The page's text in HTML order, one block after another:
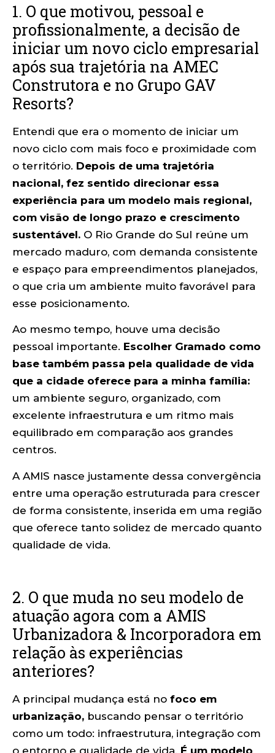
1. O que motivou, pessoal e
profissionalmente, a decisão de
iniciar um novo ciclo empresarial
após sua trajetória na AMEC
Construtora e no Grupo GAV
Resorts?
Entendi que era o momento de iniciar um
novo ciclo com mais foco e proximidade com
o território. Depois de uma trajetória
nacional, fez sentido direcionar essa
experiência para um modelo mais regional,
com visão de longo prazo e crescimento
sustentável. O Rio Grande do Sul reúne um
mercado maduro, com demanda consistente
e espaço para empreendimentos planejados,
o que cria um ambiente muito favorável para
esse posicionamento.
Ao mesmo tempo, houve uma decisão
pessoal importante. Escolher Gramado como
base também passa pela qualidade de vida
que a cidade oferece para a minha família:
um ambiente seguro, organizado, com
excelente infraestrutura e um ritmo mais
equilibrado em comparação aos grandes
centros.
A AMIS nasce justamente dessa convergência
entre uma operação estruturada para crescer
de forma consistente, inserida em uma região
que oferece tanto solidez de mercado quanto
qualidade de vida.
2. O que muda no seu modelo de
atuação agora com a AMIS
Urbanizadora & Incorporadora em
relação às experiências
anteriores?
A principal mudança está no foco em
urbanização, buscando pensar o território
como um todo: infraestrutura, integração com
o entorno e qualidade de vida. É um modelo